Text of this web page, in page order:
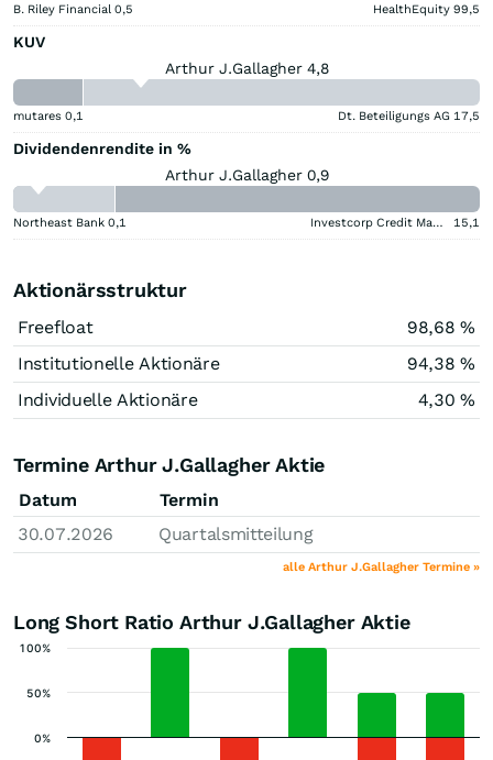
B. Riley Financial 0,5 HealthEquity 99,5
KUV
Arthur J.Gallagher 4,8
mutares 0,1 Dt. Beteiligungs AG 17,5
Dividendenrendite in %
Arthur J.Gallagher 0,9
Northeast Bank 0,1 Investcorp Credit Management BDC 15,1
Aktionärsstruktur
Freefloat
98,68 %
Institutionelle Aktionäre
94,38 %
Individuelle Aktionäre
4,30 %
Termine Arthur J.Gallagher Aktie
Datum
Termin
30.07.2026
Quartalsmitteilung
alle Arthur J.Gallagher Termine »
Long Short Ratio Arthur J.Gallagher Aktie
0%
50%
100%